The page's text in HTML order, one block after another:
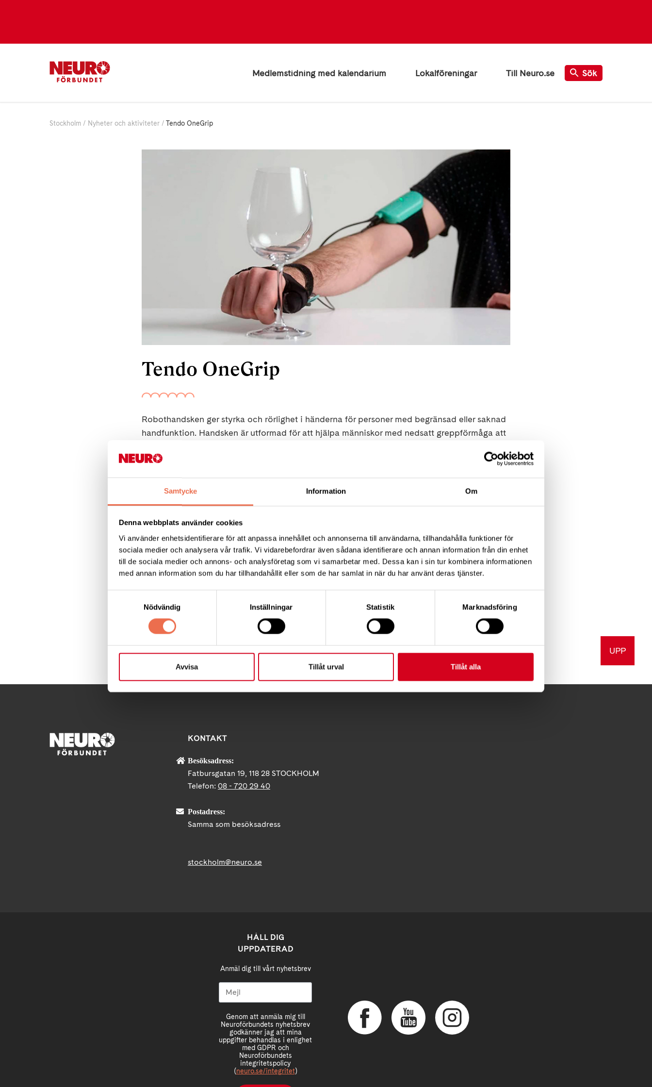
Samtycke Information Om
Denna webbplats använder cookies
Vi använder enhetsidentifierare för att anpassa innehållet och annonserna till användarna, tillhandahålla funktioner för
sociala medier och analysera vår trafik. Vi vidarebefordrar även sådana identifierare och annan information från din enhet
till de sociala medier och annons- och analysföretag som vi samarbetar med. Dessa kan i sin tur kombinera informationen
med annan information som du har tillhandahållit eller som de har samlat in när du har använt deras tjänster.
Nödvändig
Inställningar Statistik Marknadsföring
Avvisa Tillåt urval Tillåt alla
Medlemstidning med kalendarium Lokalföreningar Till Neuro.se Sök
Stockholm Nyheter och aktiviteter Tendo OneGrip
Tendo OneGrip
Robothandsken ger styrka och rörlighet i händerna för personer med begränsad eller saknad
handfunktion. Handsken är utformad för att hjälpa människor med nedsatt greppförmåga att
hand.
Presentatör -
Anmälan -Mejlastockholm@neuro.sesenast fredag 13 september. Kom i god tid (helst inte
senare än 13:45) presentationen börjar 14:00.
Dela denna sida: UPP
KONTAKT
Besöksadress:
Fatbursgatan 19, 118 28 STOCKHOLM
Telefon: 08 - 720 29 40
Postadress:
Samma som besöksadress
stockholm@neuro.se
HÅLL DIG
UPPDATERAD
Anmäl dig till vårt nyhetsbrev
Genom att anmäla mig till
Neuroförbundets nyhetsbrev
godkänner jag att mina
uppgifter behandlas i enlighet
med GDPR och
Neuroförbundets
integritetspolicy
(neuro.se/integritet)